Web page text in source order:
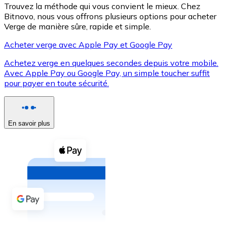
XRP
XRP
Voir toutes
Coupons crypto
Achetez des cryptomonnaies en espèces et d'autres
Acheter avec espèces
Virement SEPA
Trouvez la méthode qui vous convient le mieux. Chez
Bitnovo, nous vous offrons plusieurs options pour acheter
Verge de manière sûre, rapide et simple.
Acheter verge avec Apple Pay et Google Pay
Achetez verge en quelques secondes depuis votre mobile.
Avec Apple Pay ou Google Pay, un simple toucher suffit
pour payer en toute sécurité.
En savoir plus